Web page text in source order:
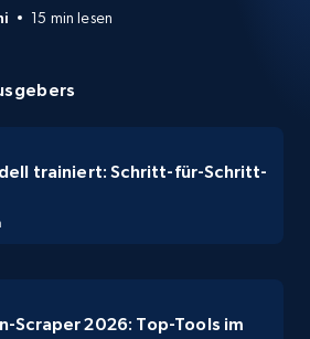
15 min lesen
trainiert: Schritt-für-Schritt-
Scraper 2026: Top-Tools im